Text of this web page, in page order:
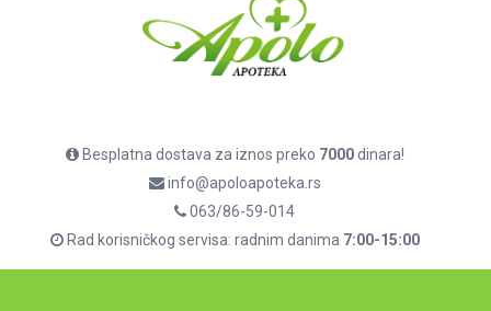
Besplatna dostava za iznos preko 7000dinara!
info@apoloapoteka.rs
063/86-59-014
Rad korisničkog servisa: radnim danima 7:00-15:00